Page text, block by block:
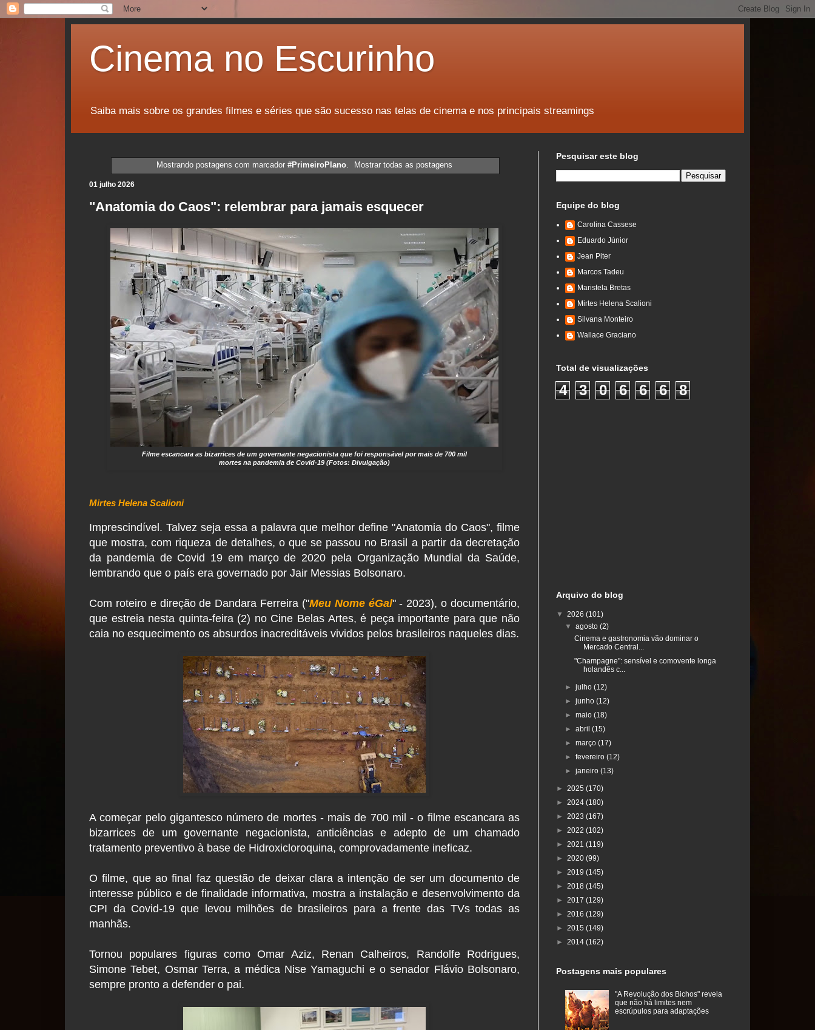
Cinema no Escurinho
Saiba mais sobre os grandes filmes e séries que são sucesso nas telas de cinema e nos principais streamings
Mostrando postagens com marcador #PrimeiroPlano. Mostrar todas as postagens
01 julho 2026
"Anatomia do Caos": relembrar para jamais esquecer
Filme escancara as bizarrices de um governante negacionista que foi responsável por mais de 700 mil
mortes na pandemia de Covid-19 (Fotos: Divulgação)
Mirtes Helena Scalioni
Imprescindível. Talvez seja essa a palavra que melhor define "Anatomia do Caos", filme
que mostra, com riqueza de detalhes, o que se passou no Brasil a partir da decretação
da pandemia de Covid 19 em março de 2020 pela Organização Mundial da Saúde,
lembrando que o país era governado por Jair Messias Bolsonaro.
Com roteiro e direção de Dandara Ferreira ("Meu Nome éGal" - 2023), o documentário,
que estreia nesta quinta-feira (2) no Cine Belas Artes, é peça importante para que não
caia no esquecimento os absurdos inacreditáveis vividos pelos brasileiros naqueles dias.
A começar pelo gigantesco número de mortes - mais de 700 mil - o filme escancara as
bizarrices de um governante negacionista, anticiências e adepto de um chamado
tratamento preventivo à base de Hidroxicloroquina, comprovadamente ineficaz.
O filme, que ao final faz questão de deixar clara a intenção de ser um documento de
interesse público e de finalidade informativa, mostra a instalação e desenvolvimento da
CPI da Covid-19 que levou milhões de brasileiros para a frente das TVs todas as
manhãs.
Tornou populares figuras como Omar Aziz, Renan Calheiros, Randolfe Rodrigues,
Simone Tebet, Osmar Terra, a médica Nise Yamaguchi e o senador Flávio Bolsonaro,
sempre pronto a defender o pai.
Pesquisar este blog
Equipe do blog
Carolina Cassese
Eduardo Júnior
Jean Piter
Marcos Tadeu
Maristela Bretas
Mirtes Helena Scalioni
Silvana Monteiro
Wallace Graciano
Total de visualizações
4 3 0 6 6 6 8
Arquivo do blog
▼ 2026 (101)
▼agosto(2)
Cinema e gastronomia vão dominar o
Mercado Central...
"Champagne": sensível e comovente longa
holandês c...
►julho(12)
►junho(12)
►maio(18)
►abril(15)
►março(17)
►fevereiro(12)
►janeiro(13)
► 2025 (170)
► 2024 (180)
► 2023 (167)
► 2022 (102)
► 2021 (119)
► 2020 (99)
► 2019 (145)
► 2018 (145)
► 2017 (129)
► 2016 (129)
► 2015 (149)
► 2014 (162)
Postagens mais populares
"A Revolução dos Bichos" revela
que não há limites nem
escrúpulos para adaptações